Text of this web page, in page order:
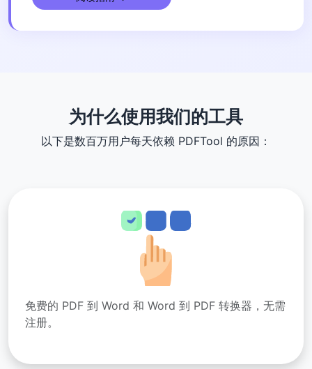
为什么使用我们的工具
以下是数百万用户每天依赖 PDFTool 的原因：
免费的 PDF 到 Word 和 Word 到 PDF 转换器，无需
注册。